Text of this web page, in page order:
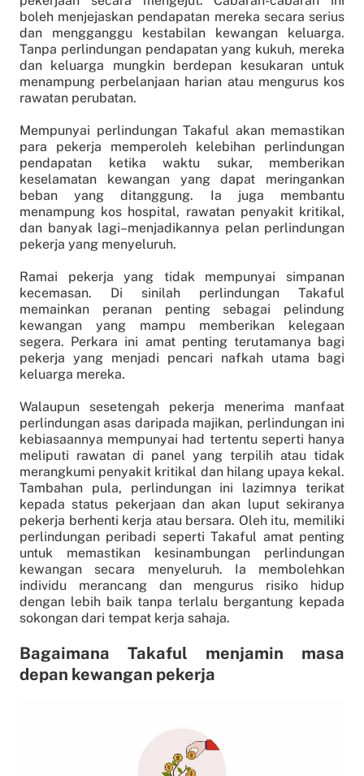
boleh menjejaskan pendapatan mereka secara serius
dan mengganggu kestabilan kewangan keluarga.
Tanpa perlindungan pendapatan yang kukuh, mereka
dan keluarga mungkin berdepan kesukaran untuk
menampung perbelanjaan harian atau mengurus kos
rawatan perubatan.
Mempunyai perlindungan Takaful akan memastikan
para pekerja memperoleh kelebihan perlindungan
pendapatan ketika waktu sukar, memberikan
keselamatan kewangan yang dapat meringankan
beban yang ditanggung. Ia juga membantu
menampung kos hospital, rawatan penyakit kritikal,
dan banyak lagi–menjadikannya pelan perlindungan
pekerja yang menyeluruh.
Ramai pekerja yang tidak mempunyai simpanan
kecemasan. Di sinilah perlindungan Takaful
memainkan peranan penting sebagai pelindung
kewangan yang mampu memberikan kelegaan
segera. Perkara ini amat penting terutamanya bagi
pekerja yang menjadi pencari nafkah utama bagi
keluarga mereka.
Walaupun sesetengah pekerja menerima manfaat
perlindungan asas daripada majikan, perlindungan ini
kebiasaannya mempunyai had tertentu seperti hanya
meliputi rawatan di panel yang terpilih atau tidak
merangkumi penyakit kritikal dan hilang upaya kekal.
Tambahan pula, perlindungan ini lazimnya terikat
kepada status pekerjaan dan akan luput sekiranya
pekerja berhenti kerja atau bersara. Oleh itu, memiliki
perlindungan peribadi seperti Takaful amat penting
untuk memastikan kesinambungan perlindungan
kewangan secara menyeluruh. Ia membolehkan
individu merancang dan mengurus risiko hidup
dengan lebih baik tanpa terlalu bergantung kepada
sokongan dari tempat kerja sahaja.
Bagaimana Takaful menjamin masa
depan kewangan pekerja